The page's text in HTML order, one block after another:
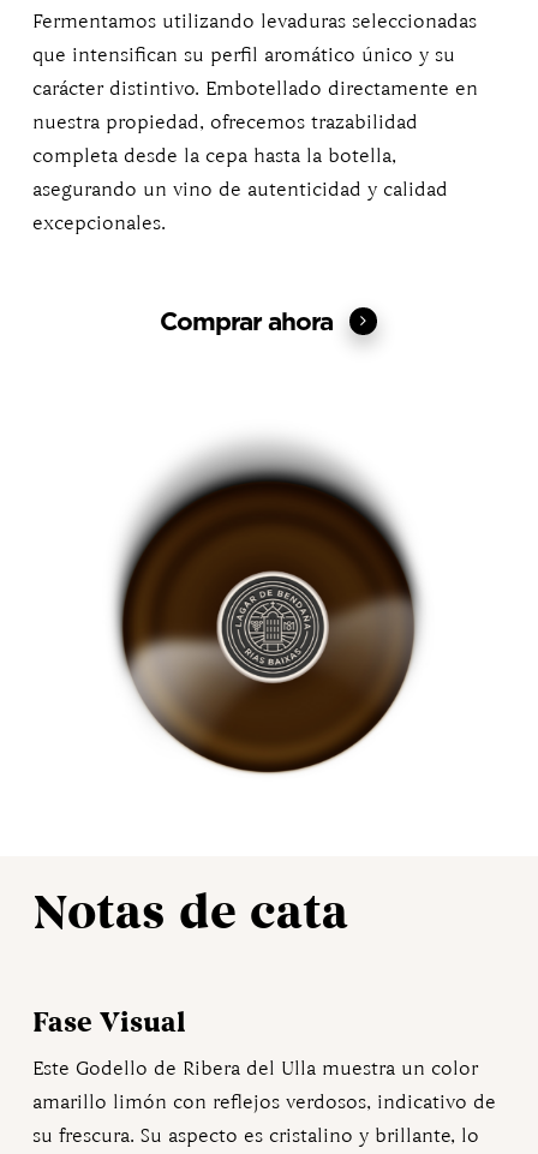
Fermentamos utilizando levaduras seleccionadas
que intensifican su perfil aromático único y su
carácter distintivo. Embotellado directamente en
nuestra propiedad, ofrecemos trazabilidad
completa desde la cepa hasta la botella,
asegurando un vino de autenticidad y calidad
excepcionales.
Comprar ahora
Notas de cata
Fase Visual
Este Godello de Ribera del Ulla muestra un color
amarillo limón con reflejos verdosos, indicativo de
su frescura. Su aspecto es cristalino y brillante, lo